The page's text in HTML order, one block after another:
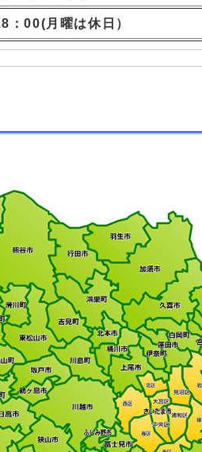
：00(月曜は休日）